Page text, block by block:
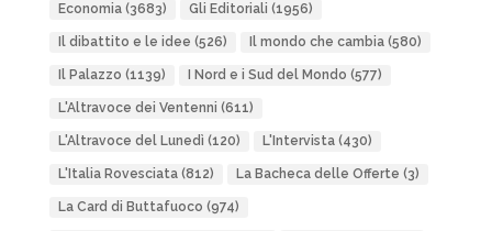
Economia(3683) Gli Editoriali (1956)
Il dibattito e le idee (526) Il mondo che cambia(580)
Il Palazzo (1139) I Nord e i Sud del Mondo (577)
L'Altravoce dei Ventenni (611)
L'Altravoce del Lunedì (120) L'Intervista(430)
L'Italia Rovesciata(812) La Bacheca delle Offerte (3)
La Card di Buttafuoco (974)